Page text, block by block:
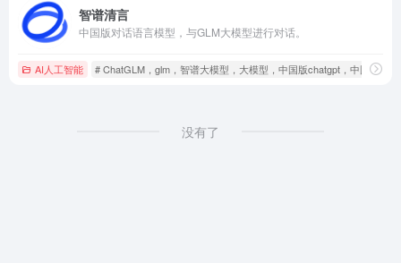
智谱清言
中国版对话语言模型，与GLM大模型进行对话。
AI人工智能 # ChatGLM，glm，智谱大模型，大模型，中国版chatgpt，中国版gpt3
没有了